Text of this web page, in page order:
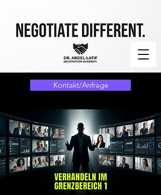
Kontakt/Anfrage